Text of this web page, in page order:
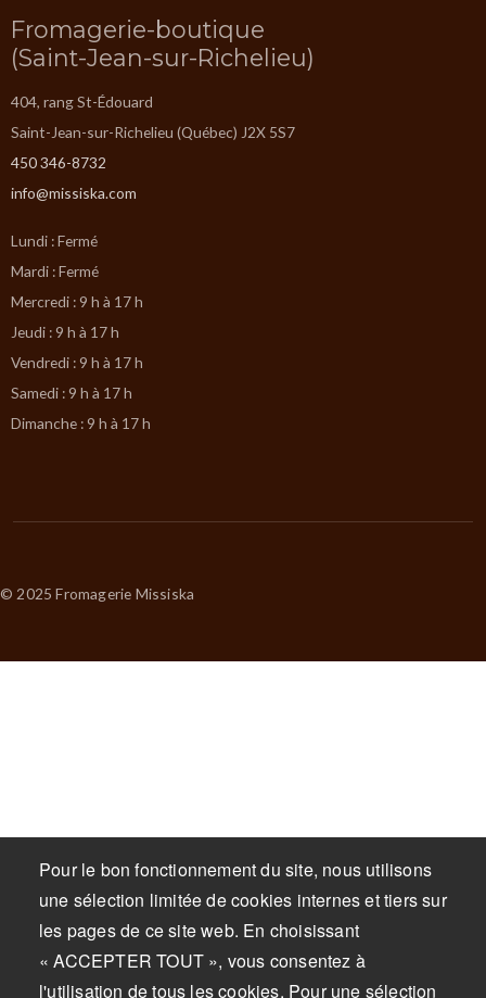
Fromagerie-boutique
(Saint-Jean-sur-Richelieu)
404, rang St-Édouard
Saint-Jean-sur-Richelieu (Québec) J2X 5S7
450 346-8732
info@missiska.com
Lundi : Fermé
Mardi : Fermé
Mercredi : 9 h à 17 h
Jeudi : 9 h à 17 h
Vendredi : 9 h à 17 h
Samedi : 9 h à 17 h
Dimanche : 9 h à 17 h
Pour le bon fonctionnement du site, nous utilisons
une sélection limitée de cookies internes et tiers sur
les pages de ce site web. En choisissant
« ACCEPTER TOUT », vous consentez à
l'utilisation de tous les cookies. Pour une sélection
© 2025 Fromagerie Missiska